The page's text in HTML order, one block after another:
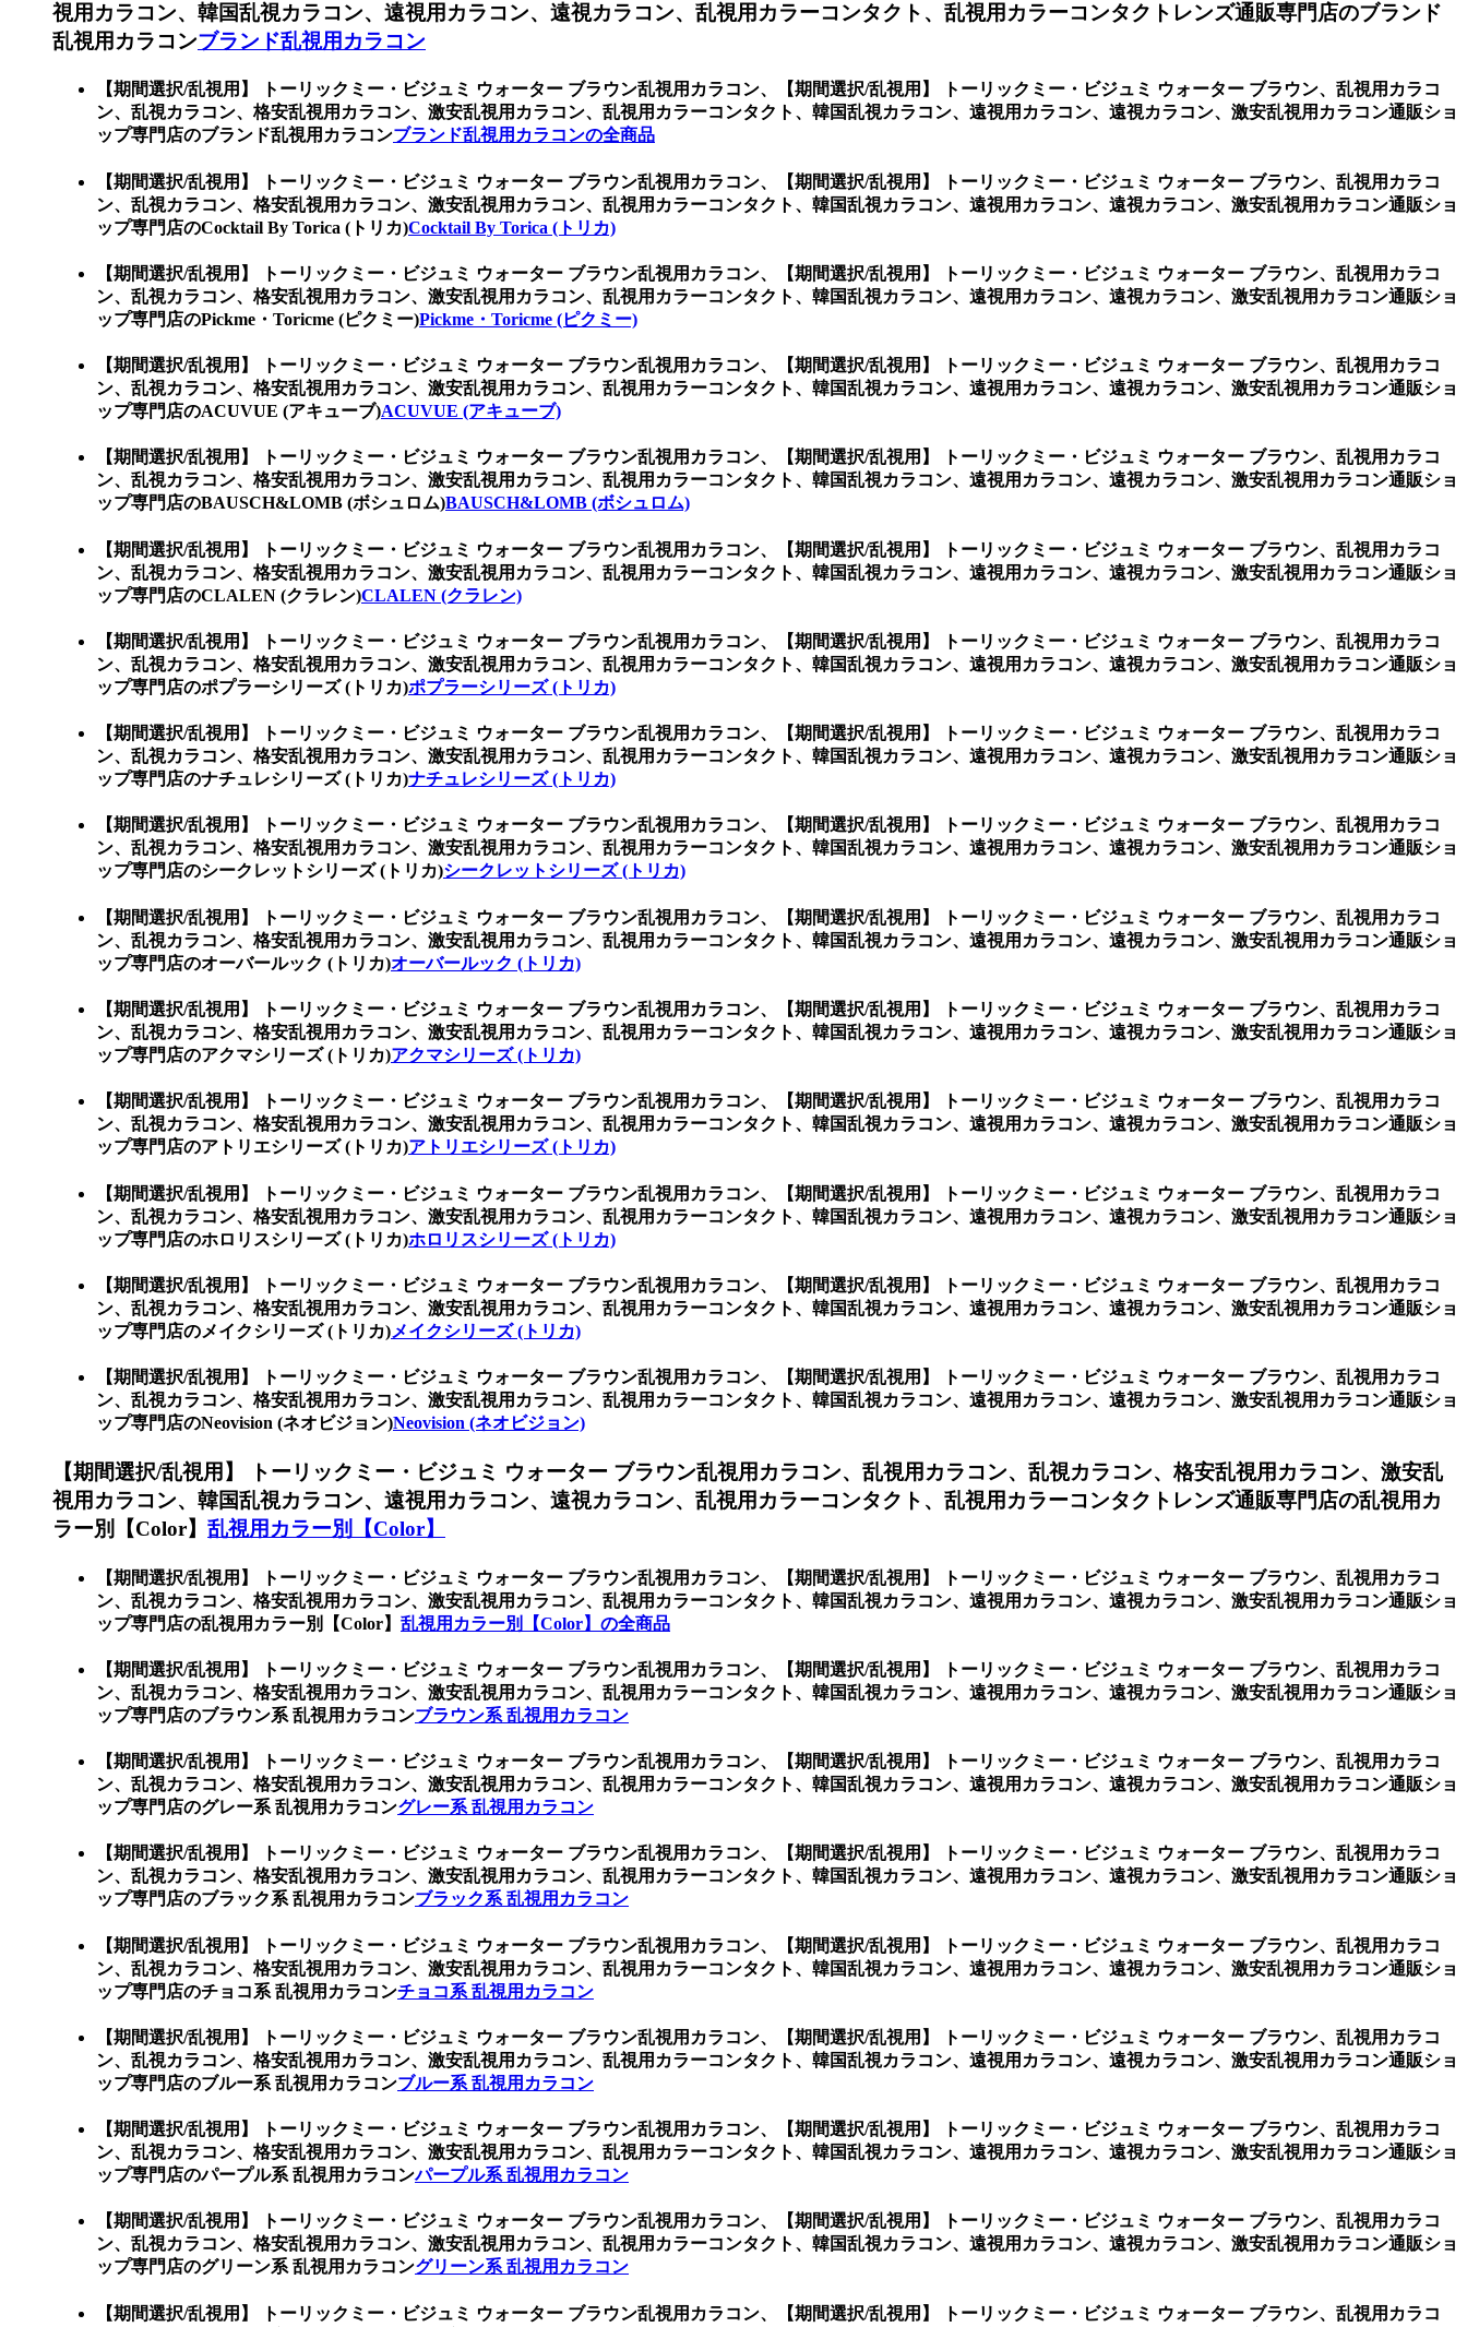
視用カラコン、韓国乱視カラコン、遠視用カラコン、遠視カラコン、乱視用カラーコンタクト、乱視用カラーコンタクトレンズ通販専門店のブランド
乱視用カラコンブランド乱視用カラコン
【期間選択/乱視用】 トーリックミー・ビジュミ ウォーター ブラウン乱視用カラコン、
【期間選択/乱視用】 トーリックミー・ビジュミ ウォーター ブラウン、乱視用カラコ
ン、乱視カラコン、格安乱視用カラコン、激安乱視用カラコン、乱視用カラーコンタクト、韓国乱視カラコン、遠視用カラコン、遠視カラコン、激安乱視用カラコン通販ショ
ップ専門店のブランド乱視用カラコンブランド乱視用カラコンの全商品
【期間選択/乱視用】 トーリックミー・ビジュミ ウォーター ブラウン乱視用カラコン、
【期間選択/乱視用】 トーリックミー・ビジュミ ウォーター ブラウン、乱視用カラコ
ン、乱視カラコン、格安乱視用カラコン、激安乱視用カラコン、乱視用カラーコンタクト、韓国乱視カラコン、遠視用カラコン、遠視カラコン、激安乱視用カラコン通販ショ
ップ専門店のCocktail By Torica (トリカ)Cocktail By Torica (トリカ)
【期間選択/乱視用】 トーリックミー・ビジュミ ウォーター ブラウン乱視用カラコン、
【期間選択/乱視用】 トーリックミー・ビジュミ ウォーター ブラウン、乱視用カラコ
ン、乱視カラコン、格安乱視用カラコン、激安乱視用カラコン、乱視用カラーコンタクト、韓国乱視カラコン、遠視用カラコン、遠視カラコン、激安乱視用カラコン通販ショ
ップ専門店のPickme・Toricme (ピクミー)Pickme・Toricme (ピクミー)
【期間選択/乱視用】 トーリックミー・ビジュミ ウォーター ブラウン乱視用カラコン、
【期間選択/乱視用】 トーリックミー・ビジュミ ウォーター ブラウン、乱視用カラコ
ン、乱視カラコン、格安乱視用カラコン、激安乱視用カラコン、乱視用カラーコンタクト、韓国乱視カラコン、遠視用カラコン、遠視カラコン、激安乱視用カラコン通販ショ
ップ専門店のACUVUE (アキューブ)ACUVUE (アキューブ)
【期間選択/乱視用】 トーリックミー・ビジュミ ウォーター ブラウン乱視用カラコン、
【期間選択/乱視用】 トーリックミー・ビジュミ ウォーター ブラウン、乱視用カラコ
ン、乱視カラコン、格安乱視用カラコン、激安乱視用カラコン、乱視用カラーコンタクト、韓国乱視カラコン、遠視用カラコン、遠視カラコン、激安乱視用カラコン通販ショ
ップ専門店のBAUSCH&LOMB (ボシュロム)BAUSCH&LOMB (ボシュロム)
【期間選択/乱視用】 トーリックミー・ビジュミ ウォーター ブラウン乱視用カラコン、
【期間選択/乱視用】 トーリックミー・ビジュミ ウォーター ブラウン、乱視用カラコ
ン、乱視カラコン、格安乱視用カラコン、激安乱視用カラコン、乱視用カラーコンタクト、韓国乱視カラコン、遠視用カラコン、遠視カラコン、激安乱視用カラコン通販ショ
ップ専門店のCLALEN (クラレン)CLALEN (クラレン)
【期間選択/乱視用】 トーリックミー・ビジュミ ウォーター ブラウン乱視用カラコン、
【期間選択/乱視用】 トーリックミー・ビジュミ ウォーター ブラウン、乱視用カラコ
ン、乱視カラコン、格安乱視用カラコン、激安乱視用カラコン、乱視用カラーコンタクト、韓国乱視カラコン、遠視用カラコン、遠視カラコン、激安乱視用カラコン通販ショ
ップ専門店のポプラーシリーズ (トリカ)ポプラーシリーズ (トリカ)
【期間選択/乱視用】 トーリックミー・ビジュミ ウォーター ブラウン乱視用カラコン、
【期間選択/乱視用】 トーリックミー・ビジュミ ウォーター ブラウン、乱視用カラコ
ン、乱視カラコン、格安乱視用カラコン、激安乱視用カラコン、乱視用カラーコンタクト、韓国乱視カラコン、遠視用カラコン、遠視カラコン、激安乱視用カラコン通販ショ
ップ専門店のナチュレシリーズ (トリカ)ナチュレシリーズ (トリカ)
【期間選択/乱視用】 トーリックミー・ビジュミ ウォーター ブラウン乱視用カラコン、
【期間選択/乱視用】 トーリックミー・ビジュミ ウォーター ブラウン、乱視用カラコ
ン、乱視カラコン、格安乱視用カラコン、激安乱視用カラコン、乱視用カラーコンタクト、韓国乱視カラコン、遠視用カラコン、遠視カラコン、激安乱視用カラコン通販ショ
ップ専門店のシークレットシリーズ (トリカ)シークレットシリーズ (トリカ)
【期間選択/乱視用】 トーリックミー・ビジュミ ウォーター ブラウン乱視用カラコン、
【期間選択/乱視用】 トーリックミー・ビジュミ ウォーター ブラウン、乱視用カラコ
ン、乱視カラコン、格安乱視用カラコン、激安乱視用カラコン、乱視用カラーコンタクト、韓国乱視カラコン、遠視用カラコン、遠視カラコン、激安乱視用カラコン通販ショ
ップ専門店のオーバールック (トリカ)オーバールック (トリカ)
【期間選択/乱視用】 トーリックミー・ビジュミ ウォーター ブラウン乱視用カラコン、
【期間選択/乱視用】 トーリックミー・ビジュミ ウォーター ブラウン、乱視用カラコ
ン、乱視カラコン、格安乱視用カラコン、激安乱視用カラコン、乱視用カラーコンタクト、韓国乱視カラコン、遠視用カラコン、遠視カラコン、激安乱視用カラコン通販ショ
ップ専門店のアクマシリーズ (トリカ)アクマシリーズ (トリカ)
【期間選択/乱視用】 トーリックミー・ビジュミ ウォーター ブラウン乱視用カラコン、
【期間選択/乱視用】 トーリックミー・ビジュミ ウォーター ブラウン、乱視用カラコ
ン、乱視カラコン、格安乱視用カラコン、激安乱視用カラコン、乱視用カラーコンタクト、韓国乱視カラコン、遠視用カラコン、遠視カラコン、激安乱視用カラコン通販ショ
ップ専門店のアトリエシリーズ (トリカ)アトリエシリーズ (トリカ)
【期間選択/乱視用】 トーリックミー・ビジュミ ウォーター ブラウン乱視用カラコン、
【期間選択/乱視用】 トーリックミー・ビジュミ ウォーター ブラウン、乱視用カラコ
ン、乱視カラコン、格安乱視用カラコン、激安乱視用カラコン、乱視用カラーコンタクト、韓国乱視カラコン、遠視用カラコン、遠視カラコン、激安乱視用カラコン通販ショ
ップ専門店のホロリスシリーズ (トリカ)ホロリスシリーズ (トリカ)
【期間選択/乱視用】 トーリックミー・ビジュミ ウォーター ブラウン乱視用カラコン、
【期間選択/乱視用】 トーリックミー・ビジュミ ウォーター ブラウン、乱視用カラコ
ン、乱視カラコン、格安乱視用カラコン、激安乱視用カラコン、乱視用カラーコンタクト、韓国乱視カラコン、遠視用カラコン、遠視カラコン、激安乱視用カラコン通販ショ
ップ専門店のメイクシリーズ (トリカ)メイクシリーズ (トリカ)
【期間選択/乱視用】 トーリックミー・ビジュミ ウォーター ブラウン乱視用カラコン、
【期間選択/乱視用】 トーリックミー・ビジュミ ウォーター ブラウン、乱視用カラコ
ン、乱視カラコン、格安乱視用カラコン、激安乱視用カラコン、乱視用カラーコンタクト、韓国乱視カラコン、遠視用カラコン、遠視カラコン、激安乱視用カラコン通販ショ
ップ専門店のNeovision (ネオビジョン)Neovision (ネオビジョン)
【期間選択/乱視用】 トーリックミー・ビジュミ ウォーター ブラウン乱視用カラコン、 乱視用カラコン、乱視カラコン、格安乱視用カラコン、激安乱
視用カラコン、韓国乱視カラコン、遠視用カラコン、遠視カラコン、乱視用カラーコンタクト、乱視用カラーコンタクトレンズ通販専門店の乱視用カ
ラー別【Color】 乱視用カラー別【Color】
【期間選択/乱視用】 トーリックミー・ビジュミ ウォーター ブラウン乱視用カラコン、
【期間選択/乱視用】 トーリックミー・ビジュミ ウォーター ブラウン、乱視用カラコ
ン、乱視カラコン、格安乱視用カラコン、激安乱視用カラコン、乱視用カラーコンタクト、韓国乱視カラコン、遠視用カラコン、遠視カラコン、激安乱視用カラコン通販ショ
ップ専門店の乱視用カラー別【Color】 乱視用カラー別【Color】の全商品
【期間選択/乱視用】 トーリックミー・ビジュミ ウォーター ブラウン乱視用カラコン、
【期間選択/乱視用】 トーリックミー・ビジュミ ウォーター ブラウン、乱視用カラコ
ン、乱視カラコン、格安乱視用カラコン、激安乱視用カラコン、乱視用カラーコンタクト、韓国乱視カラコン、遠視用カラコン、遠視カラコン、激安乱視用カラコン通販ショ
ップ専門店のブラウン系 乱視用カラコンブラウン系 乱視用カラコン
【期間選択/乱視用】 トーリックミー・ビジュミ ウォーター ブラウン乱視用カラコン、
【期間選択/乱視用】 トーリックミー・ビジュミ ウォーター ブラウン、乱視用カラコ
ン、乱視カラコン、格安乱視用カラコン、激安乱視用カラコン、乱視用カラーコンタクト、韓国乱視カラコン、遠視用カラコン、遠視カラコン、激安乱視用カラコン通販ショ
ップ専門店のグレー系 乱視用カラコングレー系 乱視用カラコン
【期間選択/乱視用】 トーリックミー・ビジュミ ウォーター ブラウン乱視用カラコン、
【期間選択/乱視用】 トーリックミー・ビジュミ ウォーター ブラウン、乱視用カラコ
ン、乱視カラコン、格安乱視用カラコン、激安乱視用カラコン、乱視用カラーコンタクト、韓国乱視カラコン、遠視用カラコン、遠視カラコン、激安乱視用カラコン通販ショ
ップ専門店のブラック系 乱視用カラコンブラック系 乱視用カラコン
【期間選択/乱視用】 トーリックミー・ビジュミ ウォーター ブラウン乱視用カラコン、
【期間選択/乱視用】 トーリックミー・ビジュミ ウォーター ブラウン、乱視用カラコ
ン、乱視カラコン、格安乱視用カラコン、激安乱視用カラコン、乱視用カラーコンタクト、韓国乱視カラコン、遠視用カラコン、遠視カラコン、激安乱視用カラコン通販ショ
ップ専門店のチョコ系 乱視用カラコンチョコ系 乱視用カラコン
【期間選択/乱視用】 トーリックミー・ビジュミ ウォーター ブラウン乱視用カラコン、
【期間選択/乱視用】 トーリックミー・ビジュミ ウォーター ブラウン、乱視用カラコ
ン、乱視カラコン、格安乱視用カラコン、激安乱視用カラコン、乱視用カラーコンタクト、韓国乱視カラコン、遠視用カラコン、遠視カラコン、激安乱視用カラコン通販ショ
ップ専門店のブルー系 乱視用カラコンブルー系 乱視用カラコン
【期間選択/乱視用】 トーリックミー・ビジュミ ウォーター ブラウン乱視用カラコン、
【期間選択/乱視用】 トーリックミー・ビジュミ ウォーター ブラウン、乱視用カラコ
ン、乱視カラコン、格安乱視用カラコン、激安乱視用カラコン、乱視用カラーコンタクト、韓国乱視カラコン、遠視用カラコン、遠視カラコン、激安乱視用カラコン通販ショ
ップ専門店のパープル系 乱視用カラコンパープル系 乱視用カラコン
【期間選択/乱視用】 トーリックミー・ビジュミ ウォーター ブラウン乱視用カラコン、
【期間選択/乱視用】 トーリックミー・ビジュミ ウォーター ブラウン、乱視用カラコ
ン、乱視カラコン、格安乱視用カラコン、激安乱視用カラコン、乱視用カラーコンタクト、韓国乱視カラコン、遠視用カラコン、遠視カラコン、激安乱視用カラコン通販ショ
ップ専門店のグリーン系 乱視用カラコングリーン系 乱視用カラコン
【期間選択/乱視用】 トーリックミー・ビジュミ ウォーター ブラウン乱視用カラコン、
【期間選択/乱視用】 トーリックミー・ビジュミ ウォーター ブラウン、乱視用カラコ